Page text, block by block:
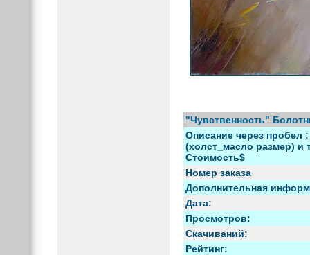
"Чувственность"
Описание через пробел :
(холст_масло размер) и
Стоимость$
Номер заказа
Дополнительная
Дата:
Просмотров:
Скачиваний:
Рейтинг: